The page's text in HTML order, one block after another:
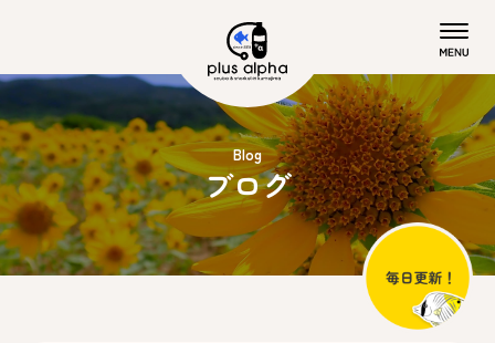
Blog
ブログ